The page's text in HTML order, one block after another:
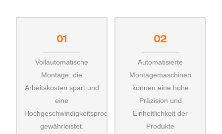
01
Vollautomatische
Montage, die
Arbeitskosten spart und
eine
Hochgeschwindigkeitsproduktion
gewährleistet.
02
Automatisierte
Montagemaschinen
können eine hohe
Präzision und
Einheitlichkeit der
Produkte